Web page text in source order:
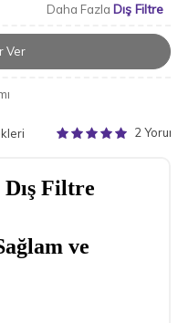
Daha Fazla Dış Filtre
Ver
2 Yorum
Filtre
ve